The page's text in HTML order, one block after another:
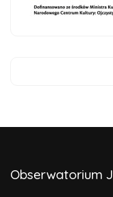
Obserwatorium